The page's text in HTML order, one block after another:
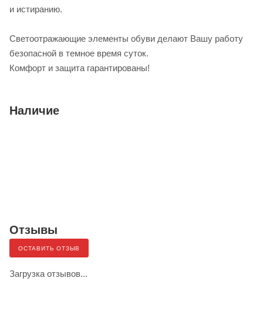
и истиранию.
Светоотражающие элементы обуви делают Вашу работу
безопасной в темное время суток.
Комфорт и защита гарантированы!
Наличие
Отзывы
ОСТАВИТЬ ОТЗЫВ
Загрузка отзывов...